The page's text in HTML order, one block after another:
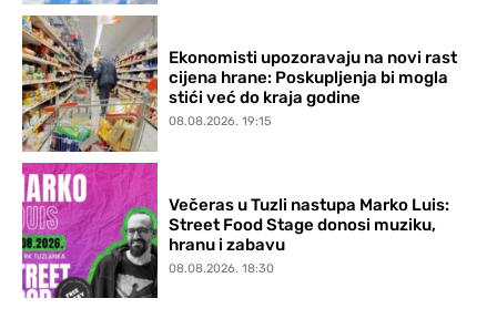
Ekonomisti upozoravaju na novi rast
cijena hrane: Poskupljenja bi mogla
stići već do kraja godine
08.08.2026. 19:15
Večeras u Tuzli nastupa Marko Luis:
Street Food Stage donosi muziku,
hranu i zabavu
08.08.2026. 18:30